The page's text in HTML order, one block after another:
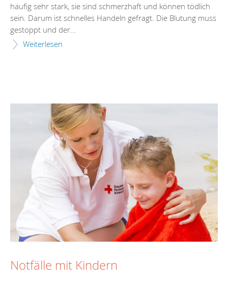
häufig sehr stark, sie sind schmerzhaft und können tödlich
sein. Darum ist schnelles Handeln gefragt. Die Blutung muss
gestoppt und der...
Weiterlesen
Notfälle mit Kindern